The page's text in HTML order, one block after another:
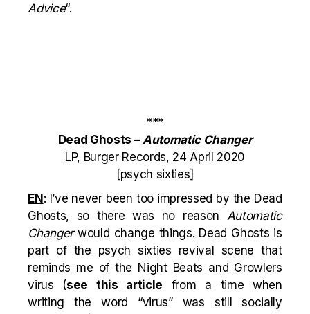
Advice“.
***
Dead Ghosts – Automatic Changer
LP, Burger Records, 24 April 2020
[psych sixties]
EN: I’ve never been too impressed by the Dead
Ghosts, so there was no reason Automatic
Changerwould change things. Dead Ghosts is
part of the psych sixties revival scene that
reminds me of the Night Beats and Growlers
virus (see this article from a time when
writing the word “virus” was still socially